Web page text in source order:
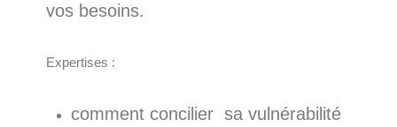
vos besoins.
Expertises :
comment concilier sa vulnérabilité